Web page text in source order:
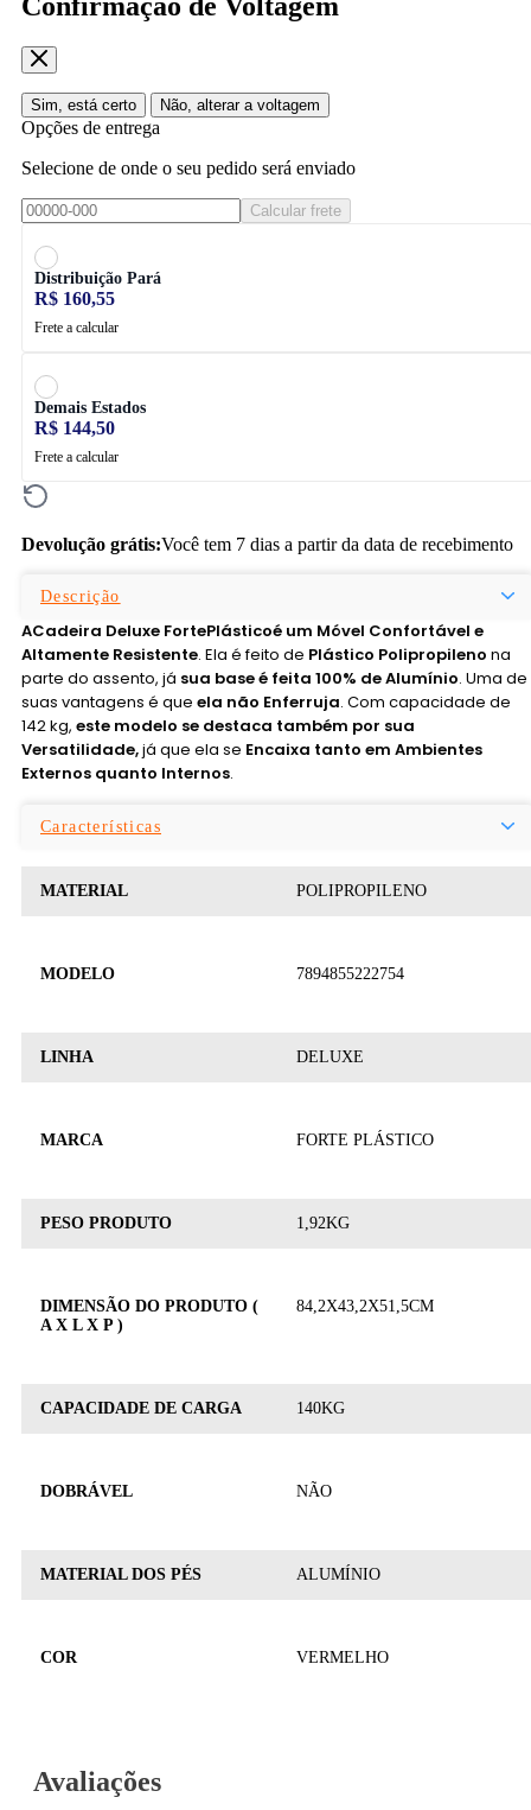
Sim, está certo Não, alterar a voltagem
Opções de entrega
Selecione de onde o seu pedido será enviado
Calcular frete
Distribuição Pará
R$ 160,55
Frete a calcular
Demais Estados
R$ 144,50
Frete a calcular
Devolução grátis:Você tem 7 dias a partir da data de recebimento
Descrição
ACadeira Deluxe FortePlásticoé um Móvel Confortável e
Altamente Resistente. Ela é feito de Plástico Polipropileno na
parte do assento, já sua base é feita 100% de Alumínio. Uma de
suas vantagens é que ela não Enferruja. Com capacidade de
142 kg, este modelo se destaca também por sua
Versatilidade,já que ela se Encaixa tanto em Ambientes
Externos quanto Internos.
Características
MATERIAL POLIPROPILENO
MODELO 7894855222754
LINHA DELUXE
MARCA FORTE PLÁSTICO
PESO PRODUTO 1,92KG
DIMENSÃO DO PRODUTO (
A X L X P )
84,2X43,2X51,5CM
CAPACIDADE DE CARGA 140KG
DOBRÁVEL NÃO
MATERIAL DOS PÉS ALUMÍNIO
COR VERMELHO
Avaliações